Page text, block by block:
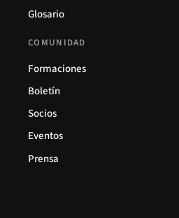
Glosario
COMUNIDAD
Formaciones
Boletín
Socios
Eventos
Prensa